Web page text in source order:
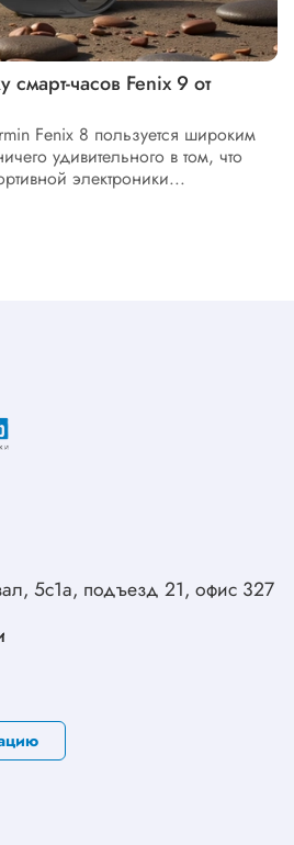
смарт-часов Fenix 9 от
Fenix 8 пользуется широким
удивительного в том, что
электроники...
5с1а, подъезд 21, офис 327